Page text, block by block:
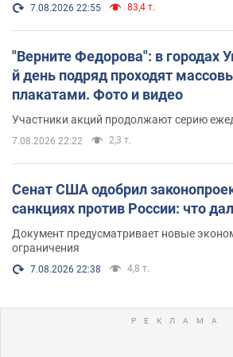
7.08.2026 22:55 83,4 т.
"Верните Федорова": в городах
й день подряд проходят
плакатами. Фото и видео
Участники акций продолжают серию
7.08.2026 22:22 2,3 т.
Сенат США одобрил
санкциях против России: что
Документ предусматривает новые
ограничения
7.08.2026 22:38 4,8 т.